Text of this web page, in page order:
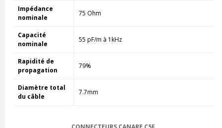
Impédance
nominale
75 Ohm
Capacité
nominale
55 pF/m à 1kHz
Rapidité de
propagation
79%
Diamètre total
du câble
7.7mm